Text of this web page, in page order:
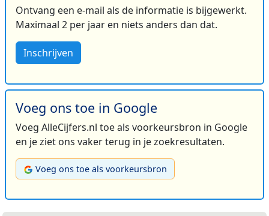
Ontvang een e-mail als de informatie is bijgewerkt.
Maximaal 2 per jaar en niets anders dan dat.
Inschrijven
Voeg ons toe in Google
Voeg AlleCijfers.nl toe als voorkeursbron in Google
en je ziet ons vaker terug in je zoekresultaten.
Voeg ons toe als voorkeursbron